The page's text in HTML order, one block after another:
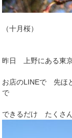
（十月桜）
昨日 上野にある東京
お店のLINEで 先ほ
で
できるだけ たくさ